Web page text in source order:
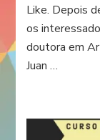
Like. Depois
os
doutora em
Juan …